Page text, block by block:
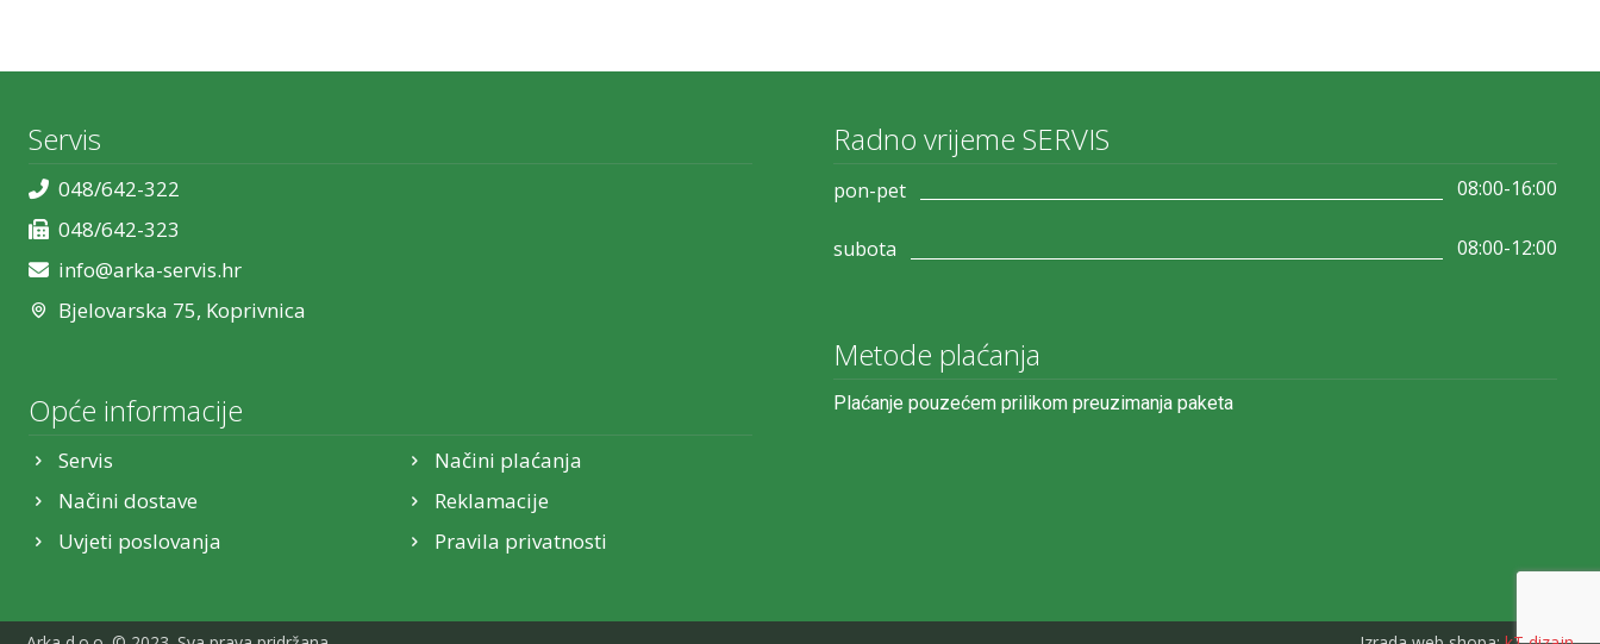
Servis
048/642-322
048/642-323
info@arka-servis.hr
Bjelovarska 75, Koprivnica
Opće informacije
Servis
Načini plaćanja
Načini dostave
Reklamacije
Uvjeti poslovanja
Pravila privatnosti
Radno vrijeme SERVIS
pon-pet 08:00-16:00
subota 08:00-12:00
Metode plaćanja
Plaćanje pouzećem prilikom preuzimanja paketa